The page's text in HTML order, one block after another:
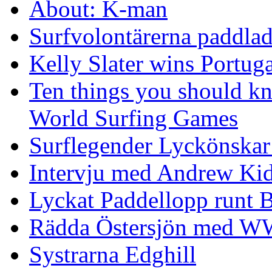
About: K-man
Surfvolontärerna
Kelly Slater wins
Ten things you should
World Surfing Games
Surflegender
Intervju med Andrew
Lyckat Paddellopp runt
Rädda Östersjön med
Systrarna Edghill